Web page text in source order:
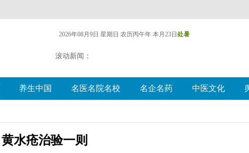
2026年08月9日 星期日 农历丙午年 本月23日 处暑
滚动新闻：
养生中国 名医名院名校 名企名药 中医文化
黄水疮治验一则